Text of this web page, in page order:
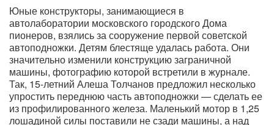
Юные конструкторы, занимающиеся в
автолаборатории московского городского Дома
пионеров, взялись за сооружение первой советской
автоподножки. Детям блестяще удалась работа. Они
значительно изменили конструкцию заграничной
машины, фотографию которой встретили в журнале.
Так, 15-летний Алеша Толчанов предложил несколько
упростить переднюю часть автоподножки — сделать ее
из профилированного железа. Маленький мотор в 1,25
лошадиной силы поставили не сзади машины, а над